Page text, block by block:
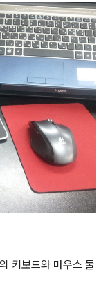
키보드와 마우스 둘